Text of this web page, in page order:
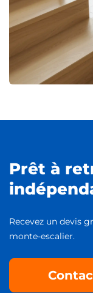
Prêt à
Recevez un devis
monte-escalier.